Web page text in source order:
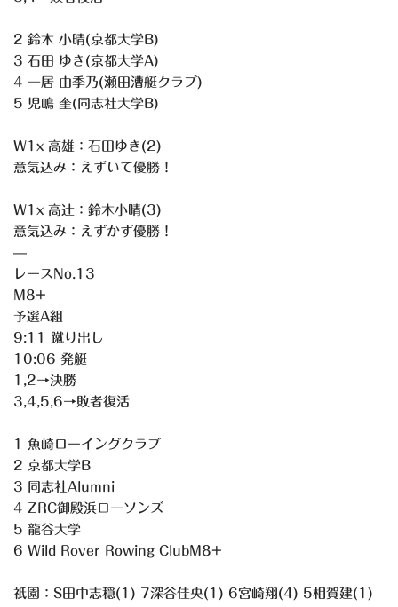
2 鈴木 小晴(京都大学B)
3 石田 ゆき(京都大学A)
4 一居 由季乃(瀬田漕艇クラブ)
5 児嶋 奎(同志社大学B)
W1x 高雄：石田ゆき(2)
意気込み：えずいて優勝！
W1x 高辻：鈴木小晴(3)
意気込み：えずかず優勝！
—
レースNo.13
M8+
予選A組
9:11 蹴り出し
10:06 発艇
1,2→決勝
3,4,5,6→敗者復活
1 魚崎ローイングクラブ
2 京都大学B
3 同志社Alumni
4 ZRC御殿浜ローソンズ
5 龍谷大学
6 Wild Rover Rowing ClubM8+
祇園：S田中志穏(1) 7深谷佳央(1) 6宮崎翔(4) 5相賀建(1)